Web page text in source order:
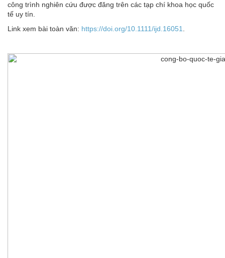
công trình nghiên cứu được đăng trên các tạp chí khoa học quốc
tế uy tín.
Link xem bài toàn văn: https://doi.org/10.1111/ijd.16051